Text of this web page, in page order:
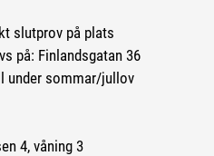
på plats
36
under sommar/jullov
våning 3